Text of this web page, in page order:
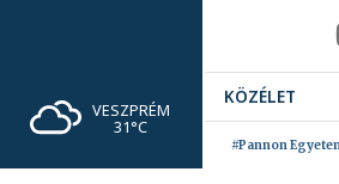
VESZPRÉM
31°C
KÖZÉLET
#Pannon